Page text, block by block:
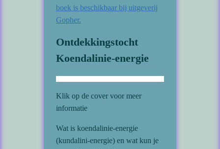
boek is beschikbaar bij uitgeverij
Gopher.
Ontdekkingstocht
Koendalinie-energie
Klik op de cover voor meer
informatie
Wat is koendalinie-energie
(kundalini-energie) en wat kun je